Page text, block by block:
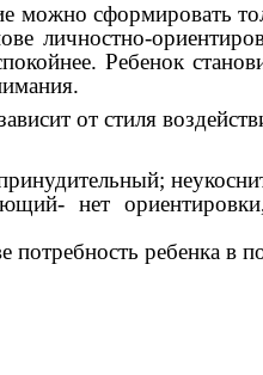
можно сформировать
личностно-
Ребенок
от стиля
нет
потребность ребенка